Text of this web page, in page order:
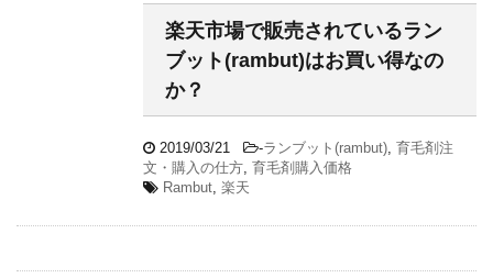
楽天市場で販売されているラン
ブット(rambut)はお買い得なの
か？
2019/03/21 -ランブット(rambut) 育毛剤注
文・購入の仕方 育毛剤購入価格
Rambut 楽天